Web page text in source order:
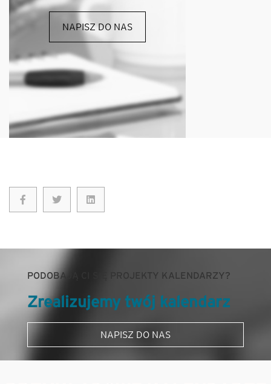
NAPISZ DO NAS
PODOBAJĄ CI SIĘ PROJEKTY KALENDARZY?
Zrealizujemy twój kalendarz
NAPISZ DO NAS